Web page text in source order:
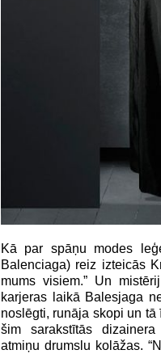
Kā par spāņu modes
Balenciaga) reiz izteicās
mums visiem.” Un
karjeras laikā Balesjaga
noslēgti, runāja skopi un
šim sarakstītās
atmiņu drumslu kolāžas.